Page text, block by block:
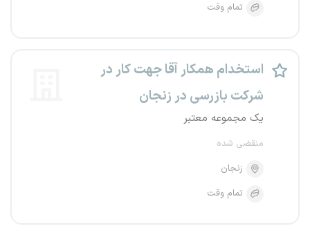
تمام وقت
استخدام همکار آقا جهت کار در
شرکت بازرسی در زنجان
یک مجموعه معتبر
منقضی شده
زنجان
تمام وقت